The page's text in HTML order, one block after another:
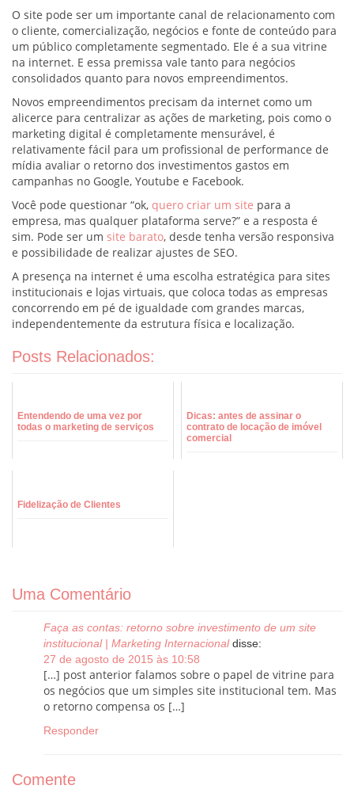
O site pode ser um importante canal de relacionamento com
o cliente, comercialização, negócios e fonte de conteúdo para
um público completamente segmentado. Ele é a sua vitrine
na internet. E essa premissa vale tanto para negócios
consolidados quanto para novos empreendimentos.
Novos empreendimentos precisam da internet como um
alicerce para centralizar as ações de marketing, pois como o
marketing digital é completamente mensurável, é
relativamente fácil para um profissional de performance de
mídia avaliar o retorno dos investimentos gastos em
campanhas no Google, Youtube e Facebook.
Você pode questionar “ok, quero criar um site para a
empresa, mas qualquer plataforma serve?” e a resposta é
sim. Pode ser um site barato, desde tenha versão responsiva
e possibilidade de realizar ajustes de SEO.
A presença na internet é uma escolha estratégica para sites
institucionais e lojas virtuais, que coloca todas as empresas
concorrendo em pé de igualdade com grandes marcas,
independentemente da estrutura física e localização.
Posts Relacionados:
Entendendo de uma vez por
todas o marketing de serviços
Dicas: antes de assinar o
contrato de locação de imóvel
comercial
Fidelização de Clientes
Uma Comentário
Faça as contas: retorno sobre investimento de um site
institucional | Marketing Internacional disse:
27 de agosto de 2015 às 10:58
[…] post anterior falamos sobre o papel de vitrine para
os negócios que um simples site institucional tem. Mas
o retorno compensa os […]
Responder
Comente